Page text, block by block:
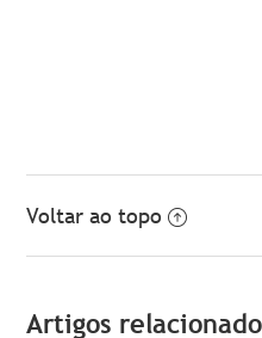
Voltar ao topo
Artigos